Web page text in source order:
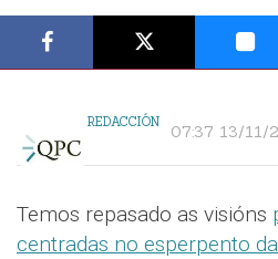
REDACCIÓN 07:37 13/11/
Temos repasado as visións
centradas no esperpento